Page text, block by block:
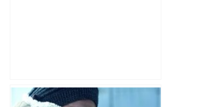
DIRECT. Colère des agriculteurs :